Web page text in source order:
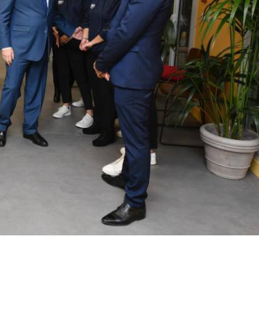
Князь Альбер II и Принцесса
Шарлен посетили 77-й Бал
Красного Креста Монако
Шарль Леклер вновь в борьбе:
Ferrari набирает скорость перед
паузой
SBM и Be Safe Monaco продлили
партнёрство ради безопасных